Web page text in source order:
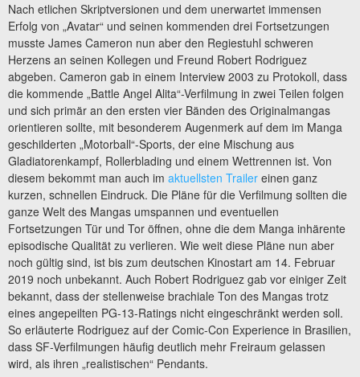
Nach etlichen Skriptversionen und dem unerwartet immensen
Erfolg von „Avatar“ und seinen kommenden drei Fortsetzungen
musste James Cameron nun aber den Regiestuhl schweren
Herzens an seinen Kollegen und Freund Robert Rodriguez
abgeben. Cameron gab in einem Interview 2003 zu Protokoll, dass
die kommende „Battle Angel Alita“-Verfilmung in zwei Teilen folgen
und sich primär an den ersten vier Bänden des Originalmangas
orientieren sollte, mit besonderem Augenmerk auf dem im Manga
geschilderten „Motorball“-Sports, der eine Mischung aus
Gladiatorenkampf, Rollerblading und einem Wettrennen ist. Von
diesem bekommt man auch im aktuellsten Trailer einen ganz
kurzen, schnellen Eindruck. Die Pläne für die Verfilmung sollten die
ganze Welt des Mangas umspannen und eventuellen
Fortsetzungen Tür und Tor öffnen, ohne die dem Manga inhärente
episodische Qualität zu verlieren. Wie weit diese Pläne nun aber
noch gültig sind, ist bis zum deutschen Kinostart am 14. Februar
2019 noch unbekannt. Auch Robert Rodriguez gab vor einiger Zeit
bekannt, dass der stellenweise brachiale Ton des Mangas trotz
eines angepeilten PG-13-Ratings nicht eingeschränkt werden soll.
So erläuterte Rodriguez auf der Comic-Con Experience in Brasilien,
dass SF-Verfilmungen häufig deutlich mehr Freiraum gelassen
wird, als ihren „realistischen“ Pendants.